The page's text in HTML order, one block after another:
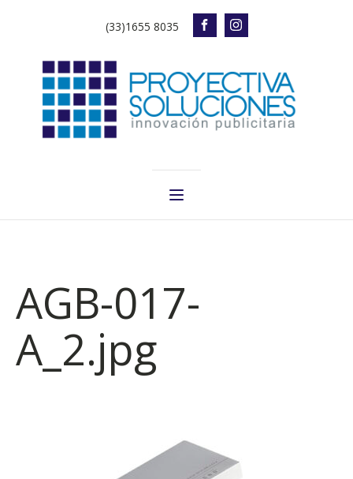
(33)1655 8035
AGB-017-
A_2.jpg